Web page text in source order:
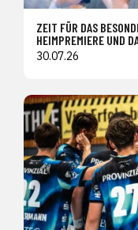
ZEIT FÜR DAS
HEIMPREMIERE UND
30.07.26